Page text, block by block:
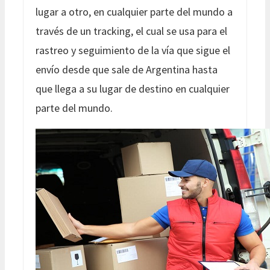
lugar a otro, en cualquier parte del mundo a
través de un tracking, el cual se usa para el
rastreo y seguimiento de la vía que sigue el
envío desde que sale de Argentina hasta
que llega a su lugar de destino en cualquier
parte del mundo.